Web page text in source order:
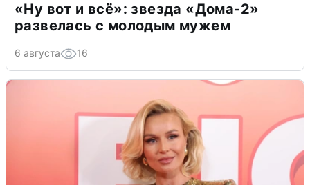
«Ну вот и всё»: звезда «Дома-2»
развелась с молодым мужем
6 августа 16